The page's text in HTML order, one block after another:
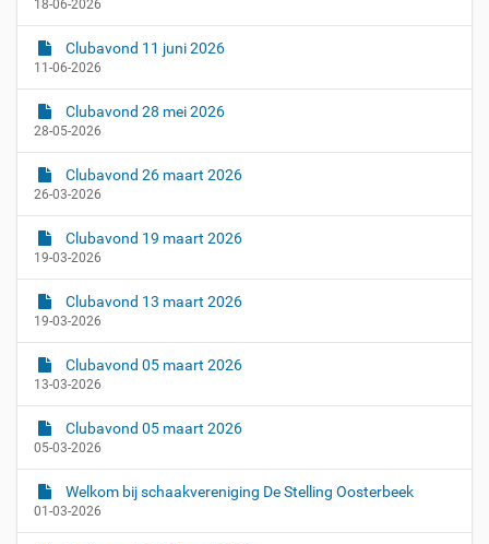
18-06-2026
Clubavond 11 juni 2026
11-06-2026
Clubavond 28 mei 2026
28-05-2026
Clubavond 26 maart 2026
26-03-2026
Clubavond 19 maart 2026
19-03-2026
Clubavond 13 maart 2026
19-03-2026
Clubavond 05 maart 2026
13-03-2026
Clubavond 05 maart 2026
05-03-2026
Welkom bij schaakvereniging De Stelling Oosterbeek
01-03-2026